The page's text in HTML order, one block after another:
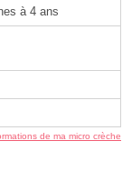
à 4 ans
de ma micro crèche